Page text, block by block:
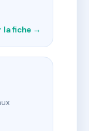
la fiche →